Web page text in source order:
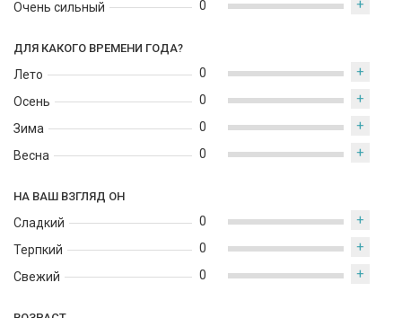
Очень сильный 0 +
ДЛЯ КАКОГО ВРЕМЕНИ ГОДА?
Лето
Осень
Зима
Весна
0 +
0 +
0 +
0 +
НА ВАШ ВЗГЛЯД ОН
Сладкий
Терпкий
Свежий
0 +
0 +
0 +